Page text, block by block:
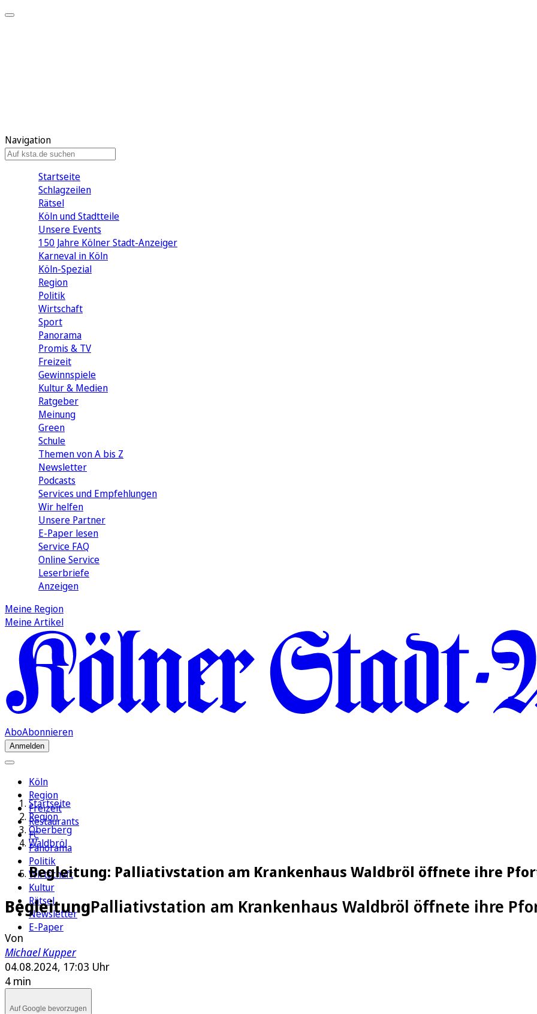
Navigation
Startseite
Schlagzeilen
Rätsel
Köln und Stadtteile
Unsere Events
150 Jahre Kölner Stadt-Anzeiger
Karneval in Köln
Köln-Spezial
Region
Politik
Wirtschaft
Sport
Panorama
Promis & TV
Freizeit
Gewinnspiele
Kultur & Medien
Ratgeber
Meinung
Green
Schule
Themen von A bis Z
Newsletter
Podcasts
Services und Empfehlungen
Wir helfen
Unsere Partner
E-Paper lesen
Service FAQ
Online Service
Leserbriefe
Anzeigen
Meine Region
Meine Artikel
AboAbonnieren
Anmelden
Köln
Region
Freizeit
Restaurants
FC
Panorama
Politik
Wirtschaft
Kultur
Rätsel
Newsletter
E-Paper
Startseite
Region
Oberberg
Waldbröl
Begleitung: Palliativstation am Krankenhaus Waldbröl öffnete ihre
BegleitungPalliativstation am Krankenhaus Waldbröl öffnete ihre
Von
Michael Kupper
04.08.2024, 17:03 Uhr
4 min
Auf Google bevorzugen